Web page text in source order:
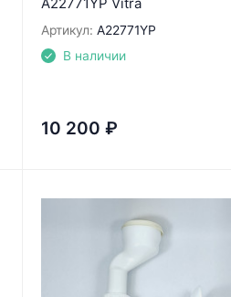
Артикул: A22771YP
В наличии
10 200 ₽